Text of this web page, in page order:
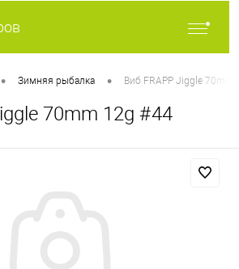
• Зимняя рыбалка • Виб FRAPP Jiggle 70mm
70mm 12g #44